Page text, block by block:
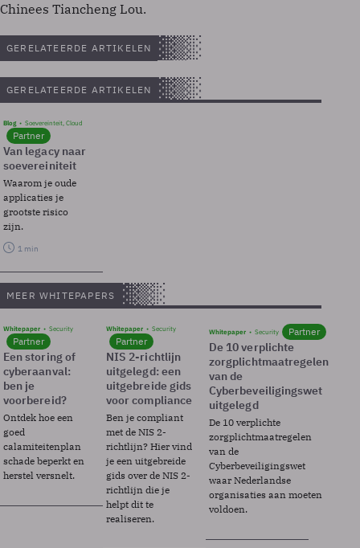
Chinees Tiancheng Lou.
GERELATEERDE ARTIKELEN
GERELATEERDE ARTIKELEN
Blog Soevereinteit, Cloud
Partner
Van legacy naar
soevereiniteit
Waarom je oude
applicaties je
grootste risico
zijn.
1 min
MEER WHITEPAPERS
Whitepaper Security
Partner
Een storing of
cyberaanval:
ben je
voorbereid?
Ontdek hoe een
goed
calamiteitenplan
schade beperkt en
herstel versnelt.
Whitepaper Security
Partner
NIS 2-richtlijn
uitgelegd: een
uitgebreide gids
voor compliance
Ben je compliant
met de NIS 2-
richtlijn? Hier vind
je een uitgebreide
gids over de NIS 2-
richtlijn die je
helpt dit te
realiseren.
Whitepaper Security Partner
De 10 verplichte
zorgplichtmaatregelen
van de
Cyberbeveiligingswet
uitgelegd
De 10 verplichte
zorgplichtmaatregelen
van de
Cyberbeveiligingswet
waar Nederlandse
organisaties aan moeten
voldoen.